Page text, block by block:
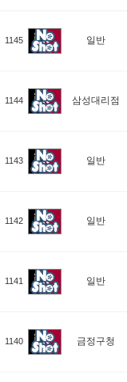
1145 일반
1144 삼성대리점
1143 일반
1142 일반
1141 일반
1140 금정구청